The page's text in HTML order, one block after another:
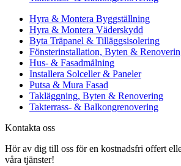
Hyra & Montera Byggställning
Hyra & Montera Väderskydd
Byta Träpanel & Tilläggsisolering
Fönsterinstallation, Byten &
Hus- & Fasadmålning
Installera Solceller & Paneler
Putsa & Mura Fasad
Takläggning, Byten & Renovering
Takterrass- & Balkongrenovering
Kontakta oss
Hör av dig till oss för en kostnadsfri offert
våra tjänster!